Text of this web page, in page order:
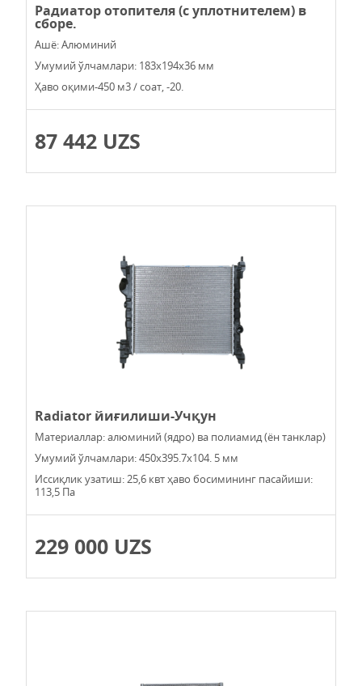
Радиатор отопителя (с уплотнителем) в
сборе.
Ашё: Алюминий
Умумий ўлчамлари: 183х194х36 мм
Ҳаво оқими-450 м3 / соат, -20.
87 442 UZS
Radiator йиғилиши-Учқун
Материаллар: алюминий (ядро) ва полиамид (ён танклар)
Умумий ўлчамлари: 450х395.7х104. 5 мм
Иссиқлик узатиш: 25,6 квт ҳаво босимининг пасайиши:
113,5 Па
229 000 UZS